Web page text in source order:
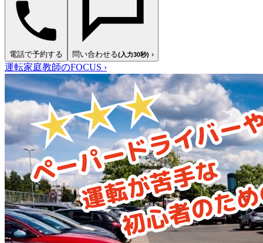
電話で予約する 問い合わせる(入力30秒) ›
運転家庭教師のFOCUS ›